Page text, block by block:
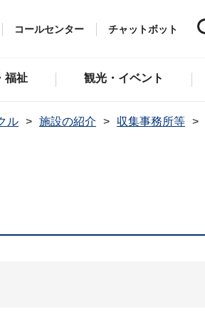
コールセンター チャットボット
福祉 観光・イベント
ル 施設の紹介 収集事務所等